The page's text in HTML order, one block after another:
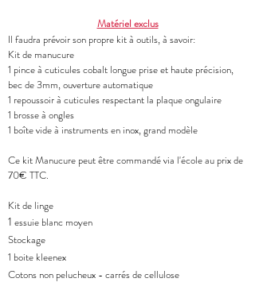
Matériel exclus
Il faudra prévoir son propre kit à outils, à savoir:
Kit de manucure ​
1 pince à cuticules cobalt longue prise et haute précision,
bec de 3mm, ouverture automatique
1 repoussoir à cuticules respectant la plaque ongulaire
1 brosse à ongles
1 boîte vide à instruments en inox, grand modèle
Ce kit Manucure peut être commandé via l'école au prix de
70€ TTC.
Kit de linge
1 essuie blanc moyen
Stockage​
1 boite kleenex​
Cotons non pelucheux - carrés de cellulose